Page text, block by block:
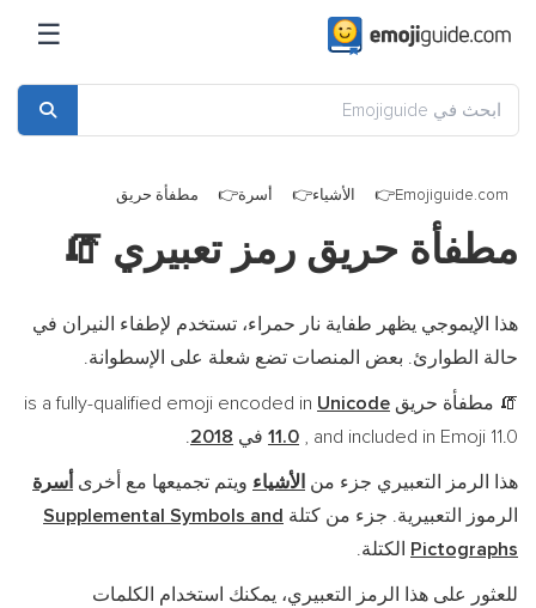
☰
Emojiguide.com الأشياء أسرة مطفأة حريق
مطفأة حريق رمز تعبيري 🧯
هذا الإيموجي يظهر طفاية نار حمراء، تستخدم لإطفاء النيران في
حالة الطوارئ. بعض المنصات تضع شعلة على الإسطوانة.
🧯 مطفأة حريق is a fully-qualified emoji encoded in Unicode
11.0 , and included in Emoji 11.0 في 2018
.
هذا الرمز التعبيري جزء من الأشياء ويتم تجميعها مع أخرى أسرة
الرموز التعبيرية. جزء من كتلة Supplemental Symbols and
Pictographs الكتلة.
للعثور على هذا الرمز التعبيري، يمكنك استخدام الكلمات